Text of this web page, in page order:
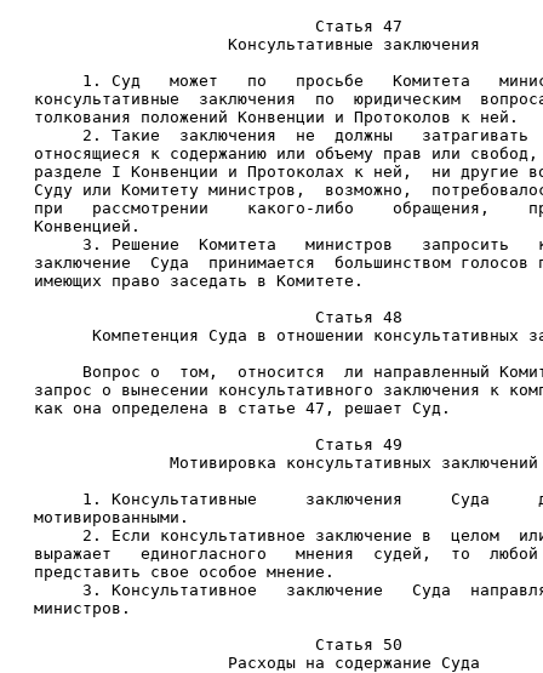
                             Статья 47
                    Консультативные заключения
1. Суд   может   по   просьбе   Комитета
консультативные  заключения  по  юридическим
толкования положений Конвенции и Протоколов к ней.
2. Такие  заключения  не  должны   затрагивать
относящиеся к содержанию или объему прав или
разделе I Конвенции и Протоколах к ней,  ни другие
Суду или Комитету министров,  возможно,
при   рассмотрении    какого-либо    обращения,
Конвенцией.
3. Решение  Комитета   министров   запросить
заключение  Суда  принимается  большинством голосов
имеющих право заседать в Комитете.
                             Статья 48
Компетенция Суда в отношении консультативных
Вопрос о  том,  относится  ли направленный
запрос о вынесении консультативного заключения к
как она определена в статье 47, решает Суд.
                             Статья 49
Мотивировка консультативных
1. Консультативные     заключения     Суда
мотивированными.
2. Если консультативное заключение в  целом
выражает   единогласного   мнения  судей,  то
представить свое особое мнение.
3. Консультативное   заключение   Суда
министров.
                             Статья 50
                    Расходы на содержание Суда